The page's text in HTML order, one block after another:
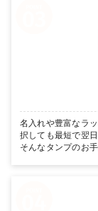
名入れや豊富なラ
択しても最短で翌
そんなタンプのお